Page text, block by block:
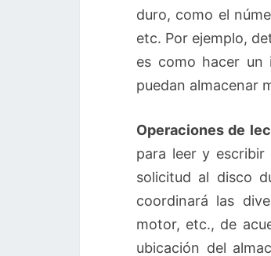
duro, como el
etc. Por ejemplo,
es como hacer un
puedan almacenar
Operaciones de
para leer y escribir
solicitud al disco
coordinará las
motor, etc., de
ubicación del